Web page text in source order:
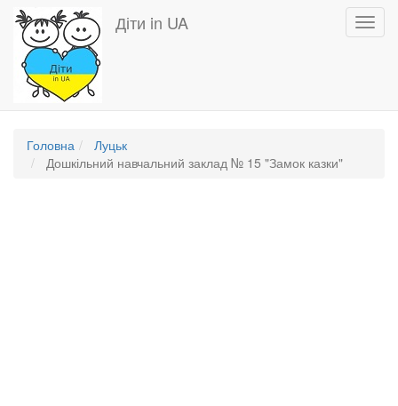
Перейти
основного
вмісту
Діти in UA
Головна
Луцьк
Дошкільний навчальний заклад № 15 "Замок казки"